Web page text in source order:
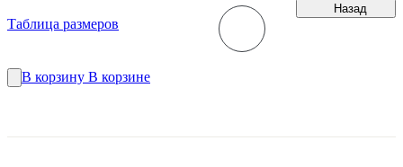
Назад
Таблица размеров
В корзину В корзине